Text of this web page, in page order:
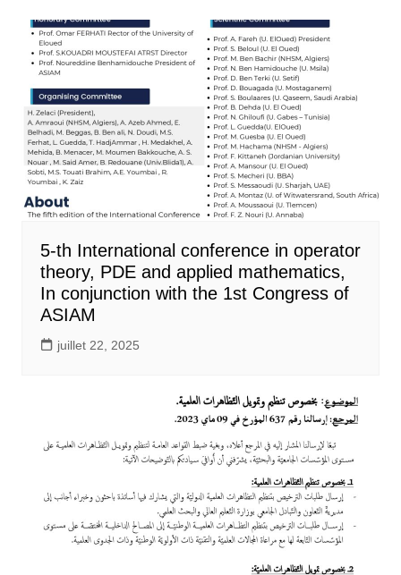
5-th International conference in operator
theory, PDE and applied mathematics,
In conjunction with the 1st Congress of
ASIAM
juillet 22, 2025